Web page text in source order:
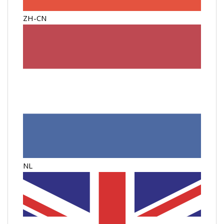
ZH-CN
NL